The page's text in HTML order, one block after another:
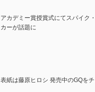
アカデミー賞授賞式にてスパイク
カーが話題に
表紙は藤原ヒロシ 発売中のGQを